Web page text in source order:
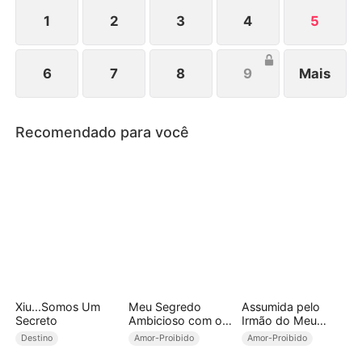
meio à dor e superações, os três renascem.
1 2 3 4 5
6 7 8 9 Mais
Recomendado para você
Xiu...Somos Um
Secreto
Destino
Meu Segredo
Ambicioso com o
Cunhado
Amor-Proibido
Assumida pelo
Irmão do Meu
Marido
Amor-Proibido